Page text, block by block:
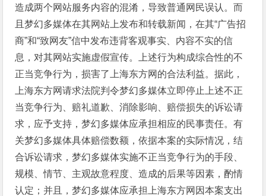
造成两个网站服务内容的混淆，导致普通网民误认。而
且梦幻多媒体在其网站上发布和转载新闻，在其“广告招
商”和“致网友”信中发布违背客观事实、内容不实的信
息，对其网站实施虚假宣传。上述行为构成综合性的不
正当竞争行为，损害了上海东方网的合法利益。据此，
上海东方网请求法院判令梦幻多媒体立即停止上述不正
当竞争行为、赔礼道歉、消除影响、赔偿损失的诉讼请
求，应予支持，梦幻多媒体应承担相应的民事责任。有
关梦幻多媒体具体赔偿数额，依据本案的实际情况，结
合诉讼请求，梦幻多媒体实施不正当竞争行为的手段、
规模、情节、主观故意程度、造成的后果等因素，酌情
认定；并且，梦幻多媒体应承担上海东方网因本案支出